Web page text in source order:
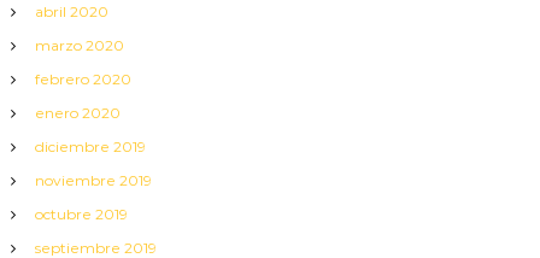
abril 2020
marzo 2020
febrero 2020
enero 2020
diciembre 2019
noviembre 2019
octubre 2019
septiembre 2019